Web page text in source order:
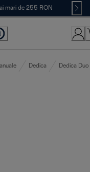
mari de 255 RON
Dedica Dedica Duo